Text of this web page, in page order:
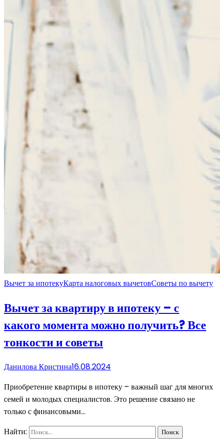
Вычет за ипотекуКарта налоговых вычетовСоветы по вычету
Вычет за квартиру в ипотеку – с
какого момента можно получить? Все
тонкости и советы
Данилова Кристина16.08.2024
Приобретение квартиры в ипотеку – важный шаг для многих
семей и молодых специалистов. Это решение связано не
только с финансовыми…
Найти: